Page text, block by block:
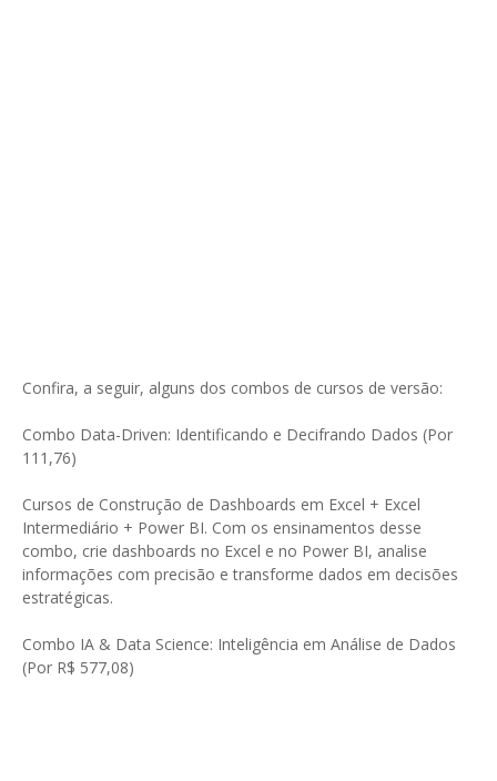
Confira, a seguir, alguns dos combos de cursos de versão:
Combo Data-Driven: Identificando e Decifrando Dados (Por
111,76)
Cursos de Construção de Dashboards em Excel + Excel
Intermediário + Power BI. Com os ensinamentos desse
combo, crie dashboards no Excel e no Power BI, analise
informações com precisão e transforme dados em decisões
estratégicas.
Combo IA & Data Science: Inteligência em Análise de Dados
(Por R$ 577,08)